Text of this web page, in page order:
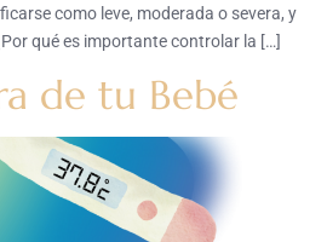
como leve, moderada o severa, y
qué es importante controlar la […]
de tu Bebé